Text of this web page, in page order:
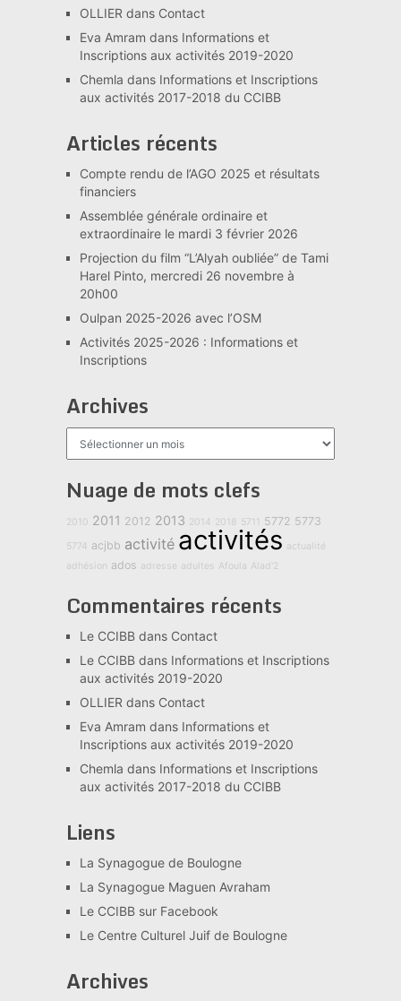
OLLIER dans Contact
Eva Amram dans Informations et
Inscriptions aux activités 2019-2020
Chemla dans Informations et Inscriptions
aux activités 2017-2018 du CCIBB
Articles récents
Compte rendu de l’AGO 2025 et résultats
financiers
Assemblée générale ordinaire et
extraordinaire le mardi 3 février 2026
Projection du film “L’Alyah oubliée” de Tami
Harel Pinto, mercredi 26 novembre à
20h00
Oulpan 2025-2026 avec l’OSM
Activités 2025-2026 : Informations et
Inscriptions
Archives
Nuage de mots clefs
2010 2011 2012 2013 2014 2018 5711 5772 5773
5774 acjbb activité activités actualité
adhésion ados adresse adultes Afoula Alad'2
Commentaires récents
Le CCIBBdans Contact
Le CCIBBdans Informations et Inscriptions
aux activités 2019-2020
OLLIER dans Contact
Eva Amram dans Informations et
Inscriptions aux activités 2019-2020
Chemla dans Informations et Inscriptions
aux activités 2017-2018 du CCIBB
Liens
La Synagogue de Boulogne
La Synagogue Maguen Avraham
Le CCIBB sur Facebook
Le Centre Culturel Juif de Boulogne
Archives